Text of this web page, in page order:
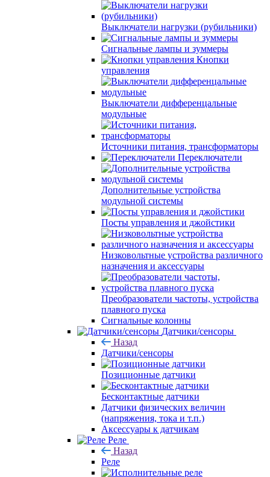
Выключатели нагрузки (рубильники)
Сигнальные лампы и зуммеры
Кнопки
управления
Выключатели дифференцальные
модульные
Источники питания, трансформаторы
Переключатели
Дополнительные устройства
модульной системы
Посты управления и джойстики
Низковольтные устройства различного
назначения и аксессуары
Преобразователи частоты, устройства
плавного пуска
Сигнальные колонны
Датчики/сенсоры
Назад
Датчики/сенсоры
Позиционные датчики
Бесконтактные датчики
Датчики физических величин
(напряжения, тока и т.п.)
Аксессуары к датчикам
Реле
Назад
Реле